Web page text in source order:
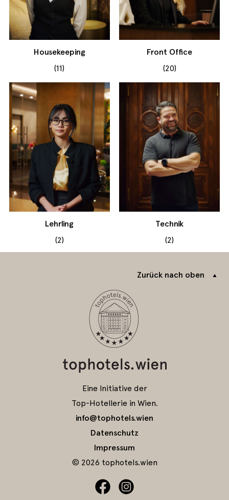
Housekeeping
(11)
Front Office
(20)
Lehrling
(2)
Technik
(2)
Zurück nach oben
Eine Initiative der
Top-Hotellerie in Wien.
info@tophotels.wien
Datenschutz
Impressum
© 2026 tophotels.wien